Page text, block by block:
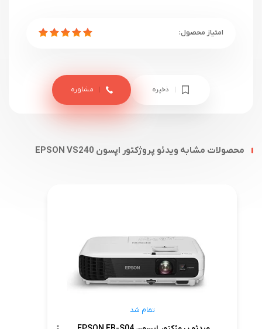
ذخیره مشاوره
محصولات مشابه ویدئو پروژکتور اپسون EPSON VS240
تمام شد